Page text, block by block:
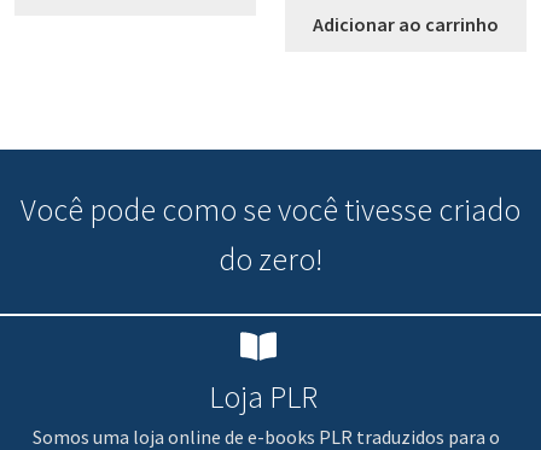
Adicionar ao carrinho
Você pode como se você tivesse criado
do zero!
Loja PLR
Somos uma loja online de e-books PLR traduzidos para o